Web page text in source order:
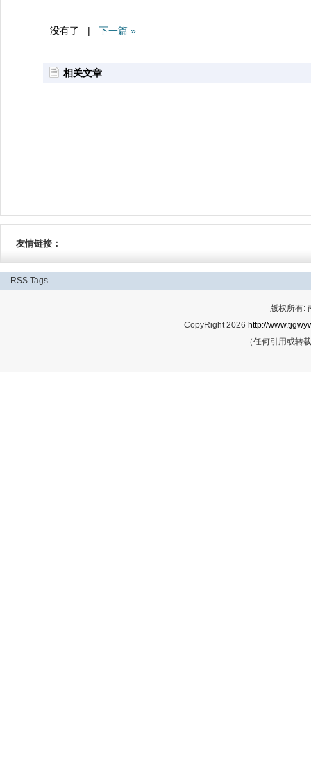
没有了 | 下一篇 »
相关文章
友情链接：
RSS Tags
版权所有:
CopyRight 2026 http://
（任何引用或转